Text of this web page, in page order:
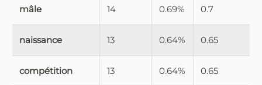
mâle 14 0.69% 0.7
naissance 13 0.64% 0.65
compétition 13 0.64% 0.65